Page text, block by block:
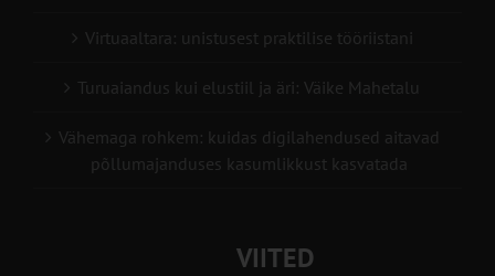
Virtuaaltara: unistusest praktilise tööriistani
Turuaiandus kui elustiil ja äri: Väike Mahetalu
Vähemaga rohkem: kuidas digilahendused aitavad
põllumajanduses kasumlikkust kasvatada
VIITED